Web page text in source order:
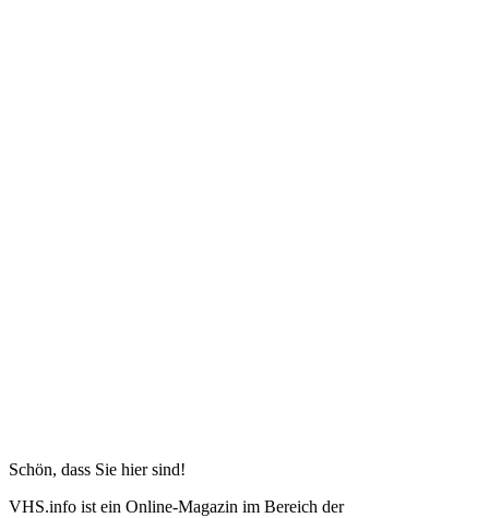
Schön, dass Sie hier sind!
VHS.info ist ein Online-Magazin im Bereich der